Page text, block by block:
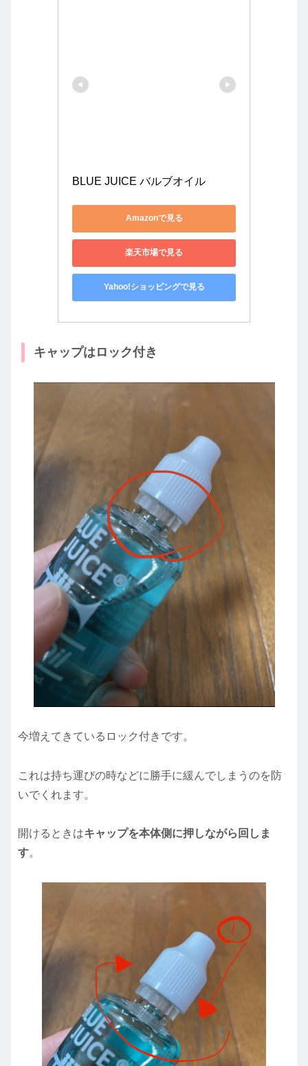
BLUE JUICE バルブオイル
Amazonで見る
楽天市場で見る
Yahoo!ショッピングで見る
キャップはロック付き
今増えてきているロック付きです。
これは持ち運びの時などに勝手に緩んでしまうのを防
いでくれます。
開けるときはキャップを本体側に押しながら回しま
す。